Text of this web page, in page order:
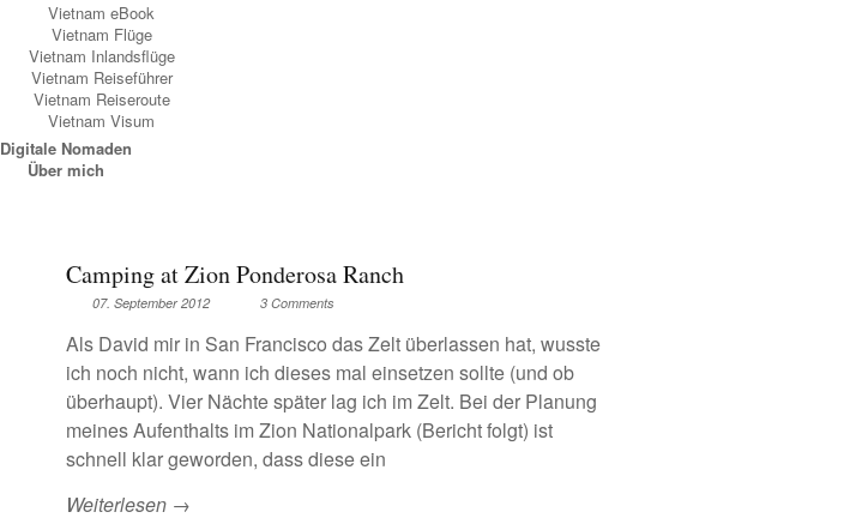
Vietnam eBook
Vietnam Flüge
Vietnam Inlandsflüge
Vietnam Reiseführer
Vietnam Reiseroute
Vietnam Visum
Digitale Nomaden
Über mich
Camping at Zion Ponderosa Ranch
07. September 2012 3 Comments
Als David mir in San Francisco das Zelt überlassen hat, wusste
ich noch nicht, wann ich dieses mal einsetzen sollte (und ob
überhaupt). Vier Nächte später lag ich im Zelt. Bei der Planung
meines Aufenthalts im Zion Nationalpark (Bericht folgt) ist
schnell klar geworden, dass diese ein
Weiterlesen →